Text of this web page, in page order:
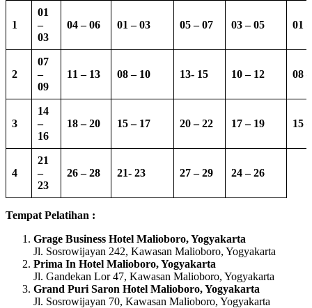
1
01
–
03
04 – 06 01 – 03 05 – 07 03 – 05 01
2
07
–
09
11 – 13 08 – 10 13- 15 10 – 12 08
3
14
–
16
18 – 20 15 – 17 20 – 22 17 – 19 15
4
21
–
23
26 – 28 21- 23 27 – 29 24 – 26
Tempat Pelatihan :
Grage Business Hotel Malioboro, Yogyakarta
Jl. Sosrowijayan 242, Kawasan Malioboro, Yogyakarta
Prima In Hotel Malioboro, Yogyakarta
Jl. Gandekan Lor 47, Kawasan Malioboro, Yogyakarta
Grand Puri Saron Hotel Malioboro, Yogyakarta
Jl. Sosrowijayan 70, Kawasan Malioboro, Yogyakarta